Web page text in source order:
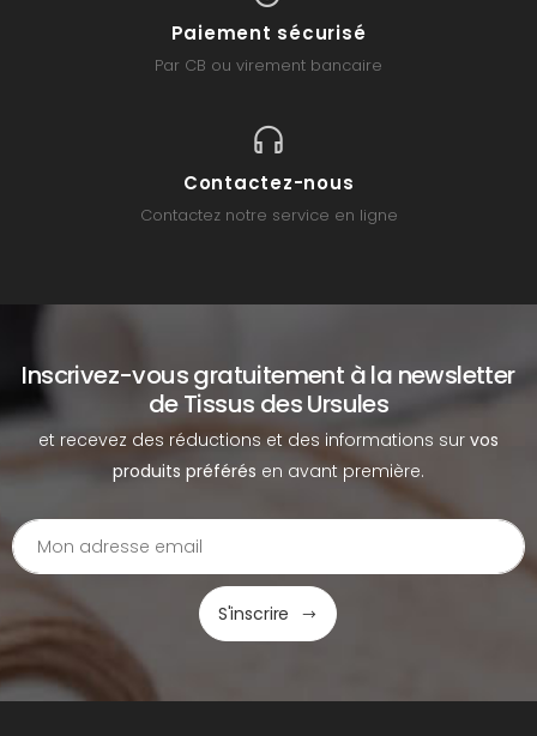
Paiement sécurisé
Par CB ou virement bancaire
Contactez-nous
Contactez notre service en ligne
Inscrivez-vous gratuitement à la newsletter
de Tissus des Ursules
et recevez des réductions et des informations sur vos
produits préférés en avant première.
S'inscrire